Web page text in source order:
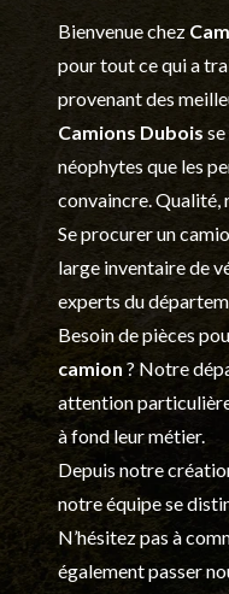
Bienvenue chez
pour tout ce qui a
provenant des
Camions Dubois
néophytes que les
convaincre. Qualité,
Se procurer un
large inventaire de
experts du
Besoin de pièces
camion ? Notre
attention
à fond leur métier.
Depuis notre
notre équipe se
N’hésitez pas à
également passer